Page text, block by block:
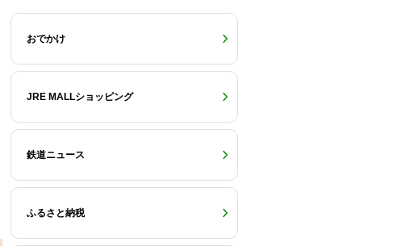
おでかけ
JRE MALLショッピング
鉄道ニュース
ふるさと納税